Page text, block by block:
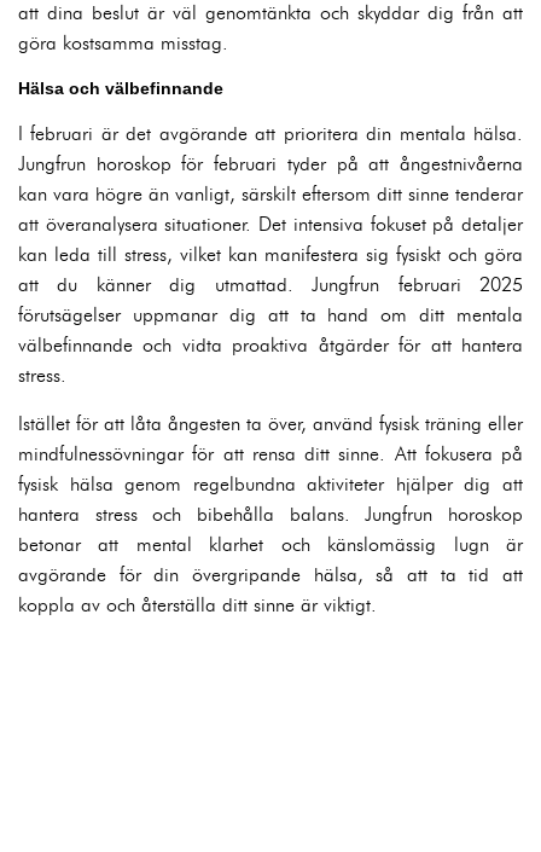
att dina beslut är väl genomtänkta och skyddar dig från att
göra kostsamma misstag.
Hälsa och välbefinnande
I februari är det avgörande att prioritera din mentala hälsa.
Jungfrun horoskop för februari tyder på att ångestnivåerna
kan vara högre än vanligt, särskilt eftersom ditt sinne tenderar
att överanalysera situationer. Det intensiva fokuset på detaljer
kan leda till stress, vilket kan manifestera sig fysiskt och göra
att du känner dig utmattad. Jungfrun februari 2025
förutsägelser uppmanar dig att ta hand om ditt mentala
välbefinnande och vidta proaktiva åtgärder för att hantera
stress.
Istället för att låta ångesten ta över, använd fysisk träning eller
mindfulnessövningar för att rensa ditt sinne. Att fokusera på
fysisk hälsa genom regelbundna aktiviteter hjälper dig att
hantera stress och bibehålla balans. Jungfrun horoskop
betonar att mental klarhet och känslomässig lugn är
avgörande för din övergripande hälsa, så att ta tid att
koppla av och återställa ditt sinne är viktigt.